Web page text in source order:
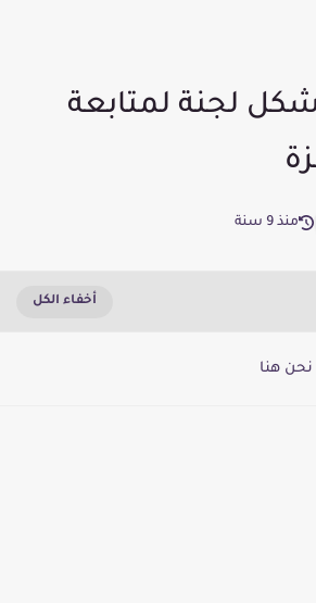
لجنة لمتابعة
منذ 9 سنة
نحن هنا